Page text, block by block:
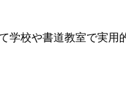
学校や書道教室で実用